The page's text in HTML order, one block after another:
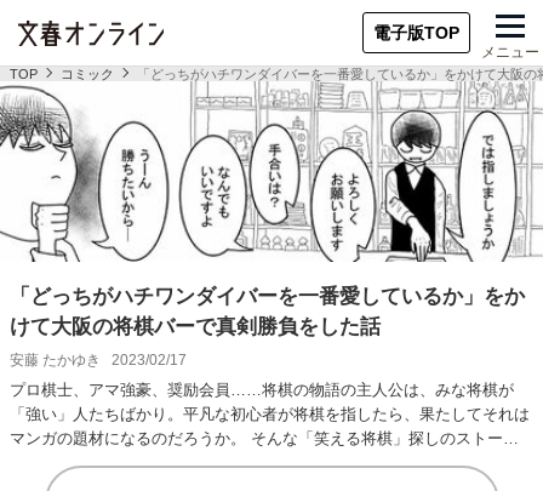
電子版TOP
メニュー
TOP コミック 「どっちがハチワンダイバーを一番愛しているか」をかけて大阪
「どっちがハチワンダイバーを一番愛しているか」をか
けて大阪の将棋バーで真剣勝負をした話
安藤 たかゆき 2023/02/17
プロ棋士、アマ強豪、奨励会員……将棋の物語の主人公は、みな将棋が
「強い」人たちばかり。平凡な初心者が将棋を指したら、果たしてそれは
マンガの題材になるのだろうか。 そんな「笑える将棋」探しのストーリ
ーが描かれているの…